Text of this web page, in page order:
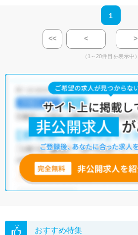
1
<< < >
（1～20件目を表示中）
おすすめ特集